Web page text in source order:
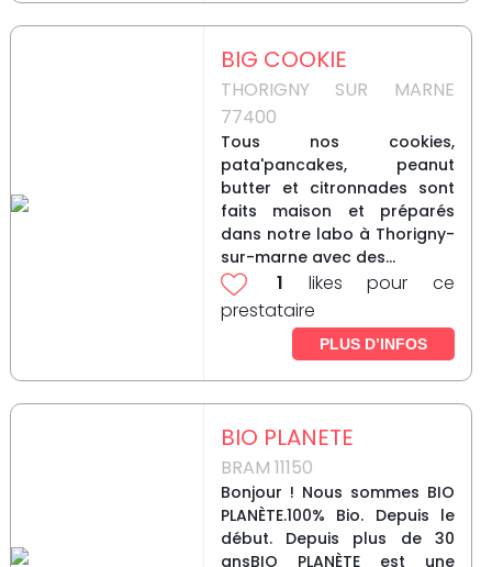
BIG COOKIE
THORIGNY SUR MARNE
77400
Tous nos cookies,
pata'pancakes, peanut
butter et citronnades sont
faits maison et préparés
dans notre labo à Thorigny-
sur-marne avec des...
1 likes pour ce
prestataire
PLUS D’INFOS
BIO PLANETE
BRAM 11150
Bonjour ! Nous sommes BIO
PLANÈTE.100% Bio. Depuis le
début. Depuis plus de 30
ansBIO PLANÈTE est une